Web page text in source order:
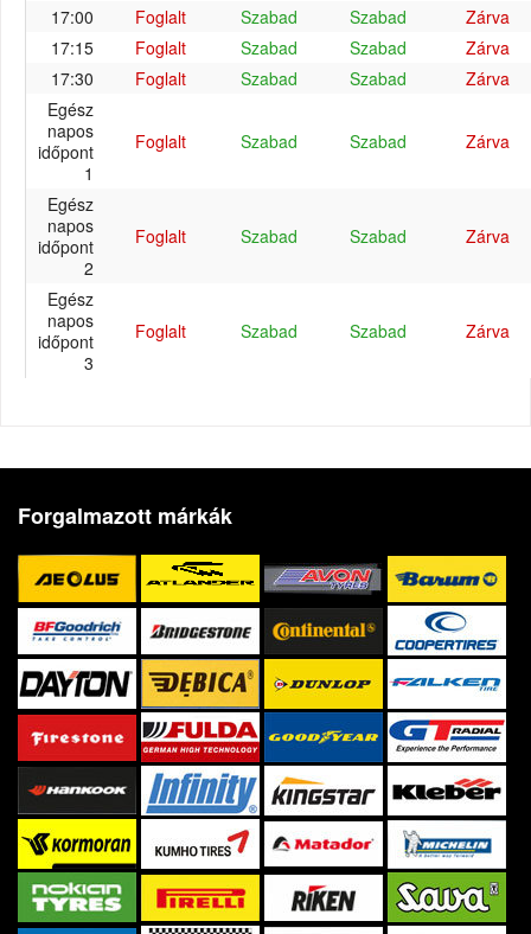
17:00
Foglalt Szabad Szabad
Zárva
17:15
Foglalt Szabad Szabad
Zárva
17:30
Foglalt Szabad Szabad
Zárva
Egész
napos
időpont
1
Foglalt Szabad Szabad Zárva
Egész
napos
időpont
2
Foglalt Szabad Szabad Zárva
Egész
napos
időpont
3
Foglalt Szabad Szabad Zárva
Forgalmazott márkák